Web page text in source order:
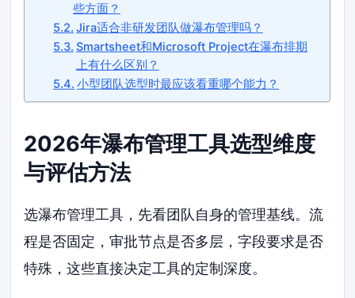
些方面？
Jira适合非研发团队做瀑布管理吗？
Smartsheet和Microsoft Project在瀑布排期
上有什么区别？
小型团队选型时最应该看重哪个能力？
2026年瀑布管理工具选型维度
与评估方法
选瀑布管理工具，先看团队自身的管理基线。流
程是否固定，审批节点是否多层，字段要求是否
特殊，这些直接决定工具的定制深度。